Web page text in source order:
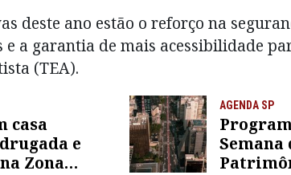
deste ano estão o reforço na
a garantia de mais acessibilidade
(TEA).
casa
e
Zona
AGENDA SP
Semana